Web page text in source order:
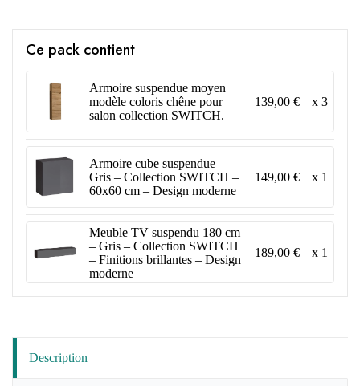
Ce pack contient
Armoire suspendue moyen
modèle coloris chêne pour
salon collection SWITCH.
139,00 € x 3
Armoire cube suspendue –
Gris – Collection SWITCH –
60x60 cm – Design moderne
149,00 € x 1
Meuble TV suspendu 180 cm
– Gris – Collection SWITCH
– Finitions brillantes – Design
moderne
189,00 € x 1
Description